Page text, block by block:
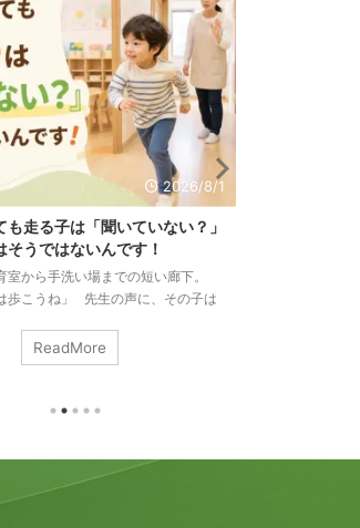
2026/8/1
も走る子は「聞いていない？」
そうではないんです！
室から手洗い場までの短い廊下。
歩こうね」 先生の声に、その子は
歩き出す。ちゃんと伝わった次の瞬
っている。 この場面は、３歳のク
さっき言ったばかりなのに」「何回
の中がどうなっているのか？ ...
ReadMore